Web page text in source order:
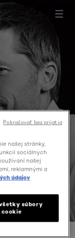
našej stránky,
sociálnych
našej
reklamnými a
údajov
súbory
cookie
Pokračovať bez prijatia